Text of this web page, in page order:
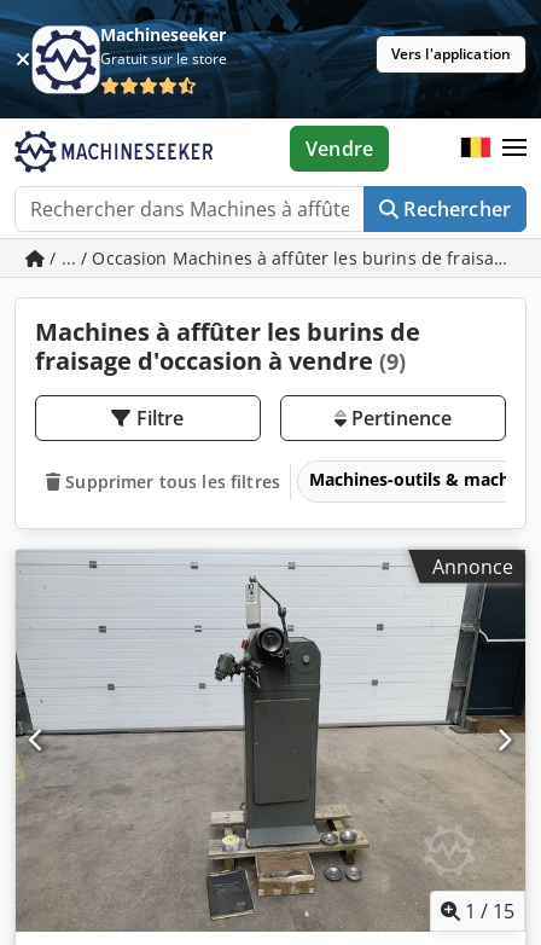
Machineseeker
Gratuit sur le store Vers l'application
Rechercher
Vendre
/ ... / Occasion Machines à affûter les burins de fraisage
Machines à affûter les burins de
fraisage d'occasion à vendre (9)
Filtre Pertinence
Supprimer tous les filtres Machines-outils &
Annonce
1 / 15